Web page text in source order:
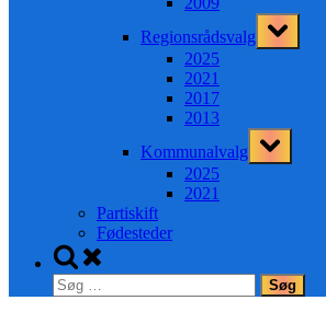
Regionsrådsvalg
Toggle
sub-
2025
2021
2017
2013
Kommunalvalg
Toggle
sub-
2025
2021
Partiskift
Fødesteder
Toggle
search
form
Søg
efter: